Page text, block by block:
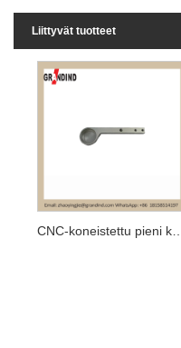
Liittyvät tuotteet
CNC-koneistettu pieni kannake